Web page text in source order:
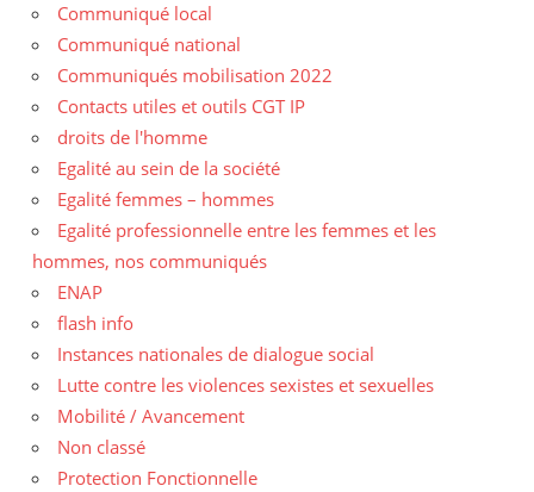
Communiqué local
Communiqué national
Communiqués mobilisation 2022
Contacts utiles et outils CGT IP
droits de l'homme
Egalité au sein de la société
Egalité femmes – hommes
Egalité professionnelle entre les femmes et les
hommes, nos communiqués
ENAP
flash info
Instances nationales de dialogue social
Lutte contre les violences sexistes et sexuelles
Mobilité / Avancement
Non classé
Protection Fonctionnelle